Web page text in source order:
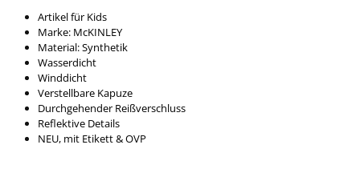
Artikel für Kids
Marke: McKINLEY
Material: Synthetik
Wasserdicht
Winddicht
Verstellbare Kapuze
Durchgehender Reißverschluss
Reflektive Details
NEU, mit Etikett & OVP